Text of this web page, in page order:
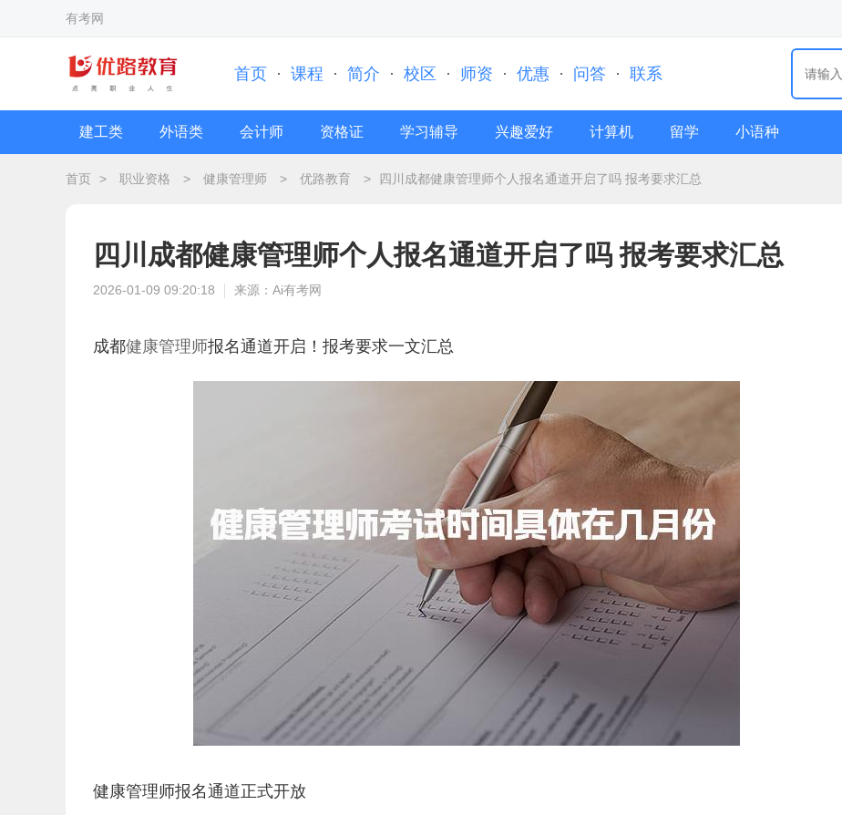
有考网
首页 · 课程 · 简介 · 校区 · 师资 · 优惠 · 问答 · 联系
建工类 外语类 会计师 资格证 学习辅导 兴趣爱好 计算机 留学 小语种
首页 > 职业资格 > 健康管理师 > 优路教育 > 四川成都健康管理师个人报名通道开启了吗 报考要求汇总
四川成都健康管理师个人报名通道开启了吗 报考要求汇总
2026-01-09 09:20:18 来源：Ai有考网
成都健康管理师报名通道开启！报考要求一文汇总
健康管理师报名通道正式开放